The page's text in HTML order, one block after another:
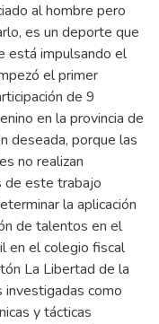
al hombre pero
es un deporte que
está impulsando el
el primer
de 9
en la provincia de
deseada, porque las
no realizan
de este trabajo
la aplicación
de talentos en el
en el colegio fiscal
La Libertad de la
investigadas como
y tácticas